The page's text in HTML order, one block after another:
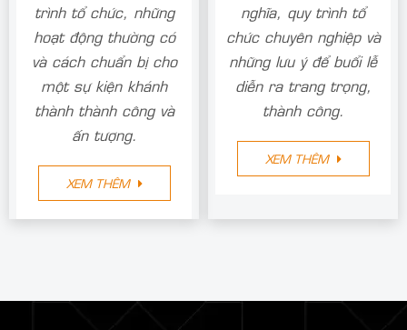
trình tổ chức, những
hoạt động thường có
và cách chuẩn bị cho
một sự kiện khánh
thành thành công và
ấn tượng.
XEM THÊM
nghĩa, quy trình tổ
chức chuyên nghiệp và
những lưu ý để buổi lễ
diễn ra trang trọng,
thành công.
XEM THÊM